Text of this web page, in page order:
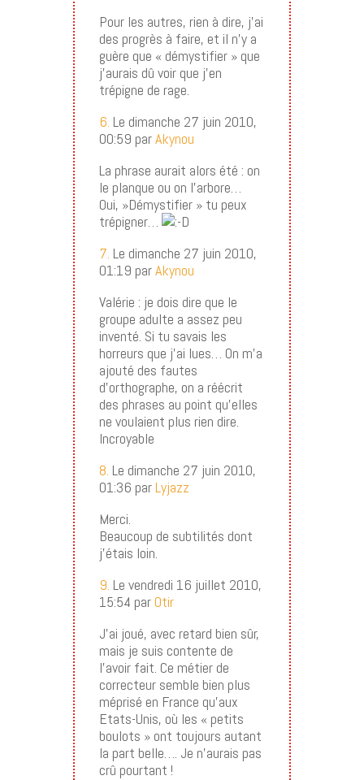
Pour les autres, rien à dire, j’ai
des progrès à faire, et il n’y a
guère que « démystifier » que
j’aurais dû voir que j’en
trépigne de rage.
6. Le dimanche 27 juin 2010,
00:59 parAkynou
La phrase aurait alors été : on
le planque ou on l’arbore…
Oui, »Démystifier » tu peux
trépigner…
7. Le dimanche 27 juin 2010,
01:19 parAkynou
Valérie : je dois dire que le
groupe adulte a assez peu
inventé. Si tu savais les
horreurs que j’ai lues… On m’a
ajouté des fautes
d’orthographe, on a réécrit
des phrases au point qu’elles
ne voulaient plus rien dire.
Incroyable
8. Le dimanche 27 juin 2010,
01:36 parLyjazz
Merci.
Beaucoup de subtilités dont
j’étais loin.
9. Le vendredi 16 juillet 2010,
15:54 parOtir
J’ai joué, avec retard bien sûr,
mais je suis contente de
l’avoir fait. Ce métier de
correcteur semble bien plus
méprisé en France qu’aux
Etats-Unis, où les « petits
boulots » ont toujours autant
la part belle…. Je n’aurais pas
crû pourtant !